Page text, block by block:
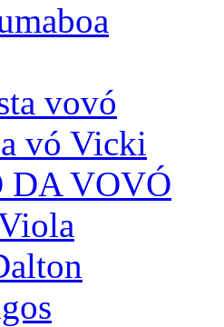
vovó
vó Vicki
DA VOVÓ